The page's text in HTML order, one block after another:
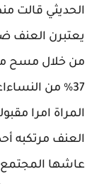
يعتبرن العنف
من خلال مسح
العنف مرتكبه
عاشها المجتمع